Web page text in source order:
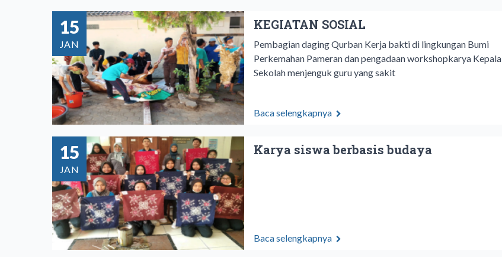
15
JAN
KEGIATAN SOSIAL
Pembagian daging Qurban Kerja bakti di lingkungan Bumi
Perkemahan Pameran dan pengadaan workshopkarya Kepala
Sekolah menjenguk guru yang sakit
Baca selengkapnya
15
JAN
Karya siswa berbasis budaya
Baca selengkapnya